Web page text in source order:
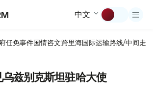
中文
任免事件国情咨文跨里海国际运输路线/中间走廊
乌兹别克斯坦驻哈大使